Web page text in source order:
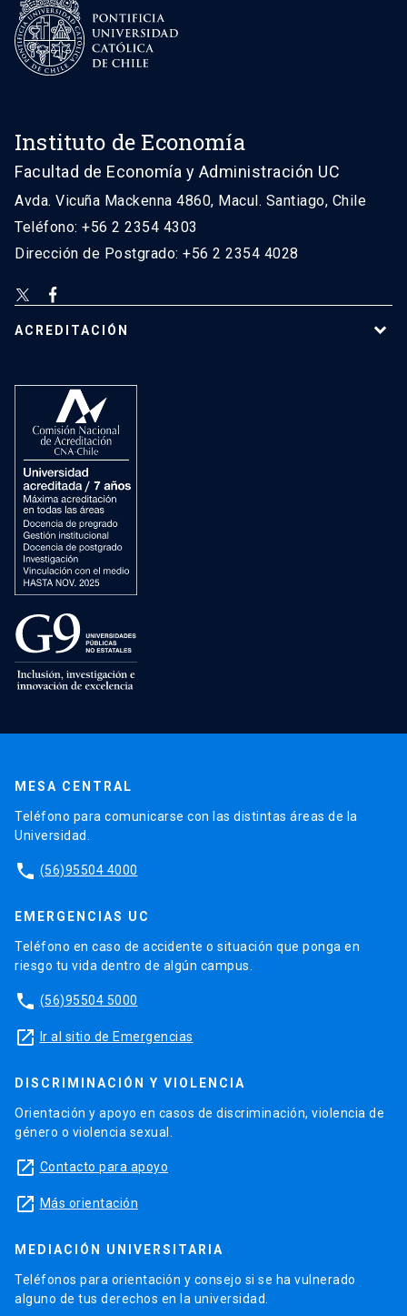
Instituto de Economía
Facultad de Economía y Administración UC
Avda. Vicuña Mackenna 4860, Macul. Santiago, Chile
Teléfono: +56 2 2354 4303
Dirección de Postgrado: +56 2 2354 4028
ACREDITACIÓN
MESA CENTRAL
Teléfono para comunicarse con las distintas áreas de la
Universidad.
phone (56)95504 4000
EMERGENCIAS UC
Teléfono en caso de accidente o situación que ponga en
riesgo tu vida dentro de algún campus.
phone (56)95504 5000
launch Ir al sitio de Emergencias
DISCRIMINACIÓN Y VIOLENCIA
Orientación y apoyo en casos de discriminación, violencia de
género o violencia sexual.
launch Contacto para apoyo
launch Más orientación
MEDIACIÓN UNIVERSITARIA
Teléfonos para orientación y consejo si se ha vulnerado
alguno de tus derechos en la universidad.